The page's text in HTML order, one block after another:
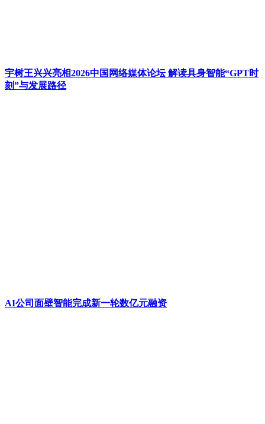
宇树王兴兴亮相2026中国网络媒体论坛 解读具身智能“GPT时
刻”与发展路径
AI公司面壁智能完成新一轮数亿元融资